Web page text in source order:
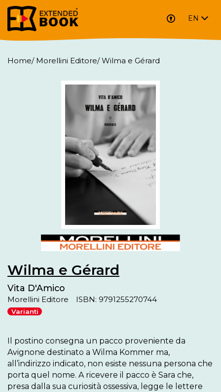
EN
Home/ Morellini Editore/ Wilma e Gérard
Wilma e Gérard
Vita D'Amico
Morellini Editore ISBN: 9791255270744
Varianti
Il postino consegna un pacco proveniente da
Avignone destinato a Wilma Kommer ma,
all’indirizzo indicato, non esiste nessuna persona che
porta quel nome. A ricevere il pacco è Sara che,
presa dalla sua curiosità ossessiva, legge le lettere